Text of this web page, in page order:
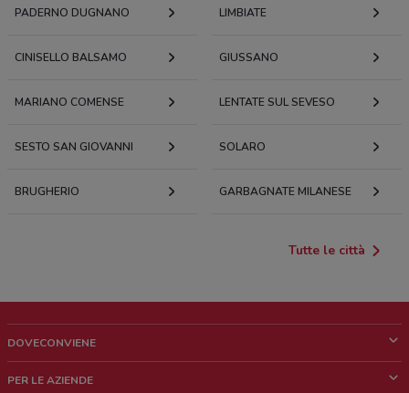
PADERNO DUGNANO LIMBIATE
CINISELLO BALSAMO GIUSSANO
MARIANO COMENSE LENTATE SUL SEVESO
SESTO SAN GIOVANNI SOLARO
BRUGHERIO GARBAGNATE MILANESE
Tutte le città
DOVECONVIENE
PER LE AZIENDE